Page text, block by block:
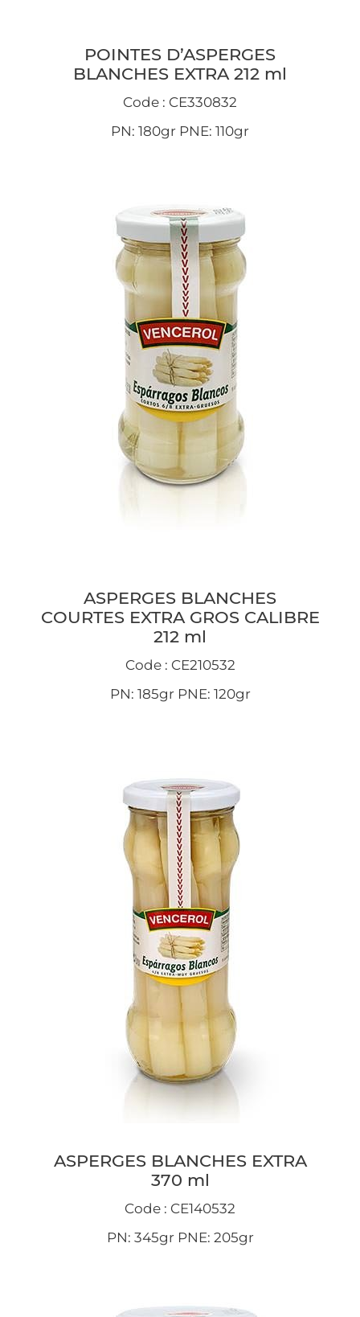
POINTES D’ASPERGES
BLANCHES EXTRA 212 ml
Code : CE330832
PN: 180gr PNE: 110gr
ASPERGES BLANCHES
COURTES EXTRA GROS CALIBRE
212 ml
Code : CE210532
PN: 185gr PNE: 120gr
ASPERGES BLANCHES EXTRA
370 ml
Code : CE140532
PN: 345gr PNE: 205gr